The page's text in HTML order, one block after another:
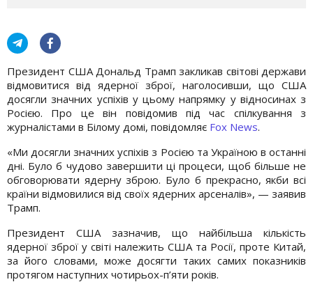
Президент США Дональд Трамп закликав світові держави
відмовитися від ядерної зброї, наголосивши, що США
досягли значних успіхів у цьому напрямку у відносинах з
Росією. Про це він повідомив під час спілкування з
журналістами в Білому домі, повідомляє Fox News.
«Ми досягли значних успіхів з Росією та Україною в останні
дні. Було б чудово завершити ці процеси, щоб більше не
обговорювати ядерну зброю. Було б прекрасно, якби всі
країни відмовилися від своїх ядерних арсеналів», — заявив
Трамп.
Президент США зазначив, що найбільша кількість
ядерної зброї у світі належить США та Росії, проте Китай,
за його словами, може досягти таких самих показників
протягом наступних чотирьох-п’яти років.